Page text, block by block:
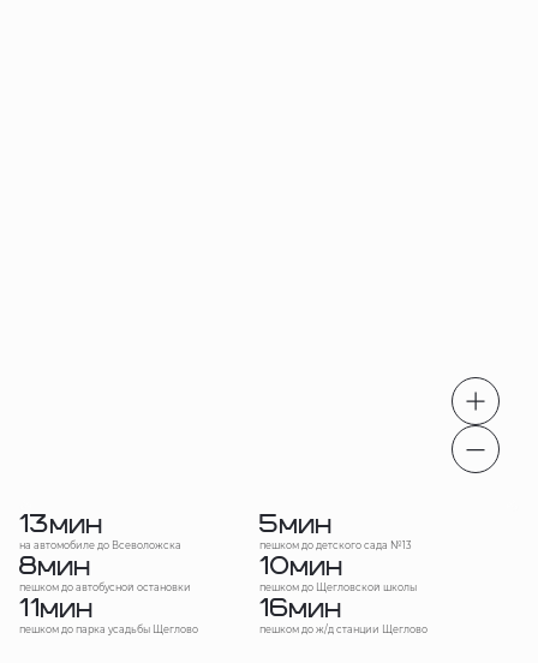
13мин
на автомобиле до Всеволожска
5мин
пешком до детского сада №13
8мин
пешком до автобусной остановки
10мин
пешком до Щегловской школы
11 мин
пешком до парка усадьбы Щеглово
16мин
пешком до ж/д станции Щеглово